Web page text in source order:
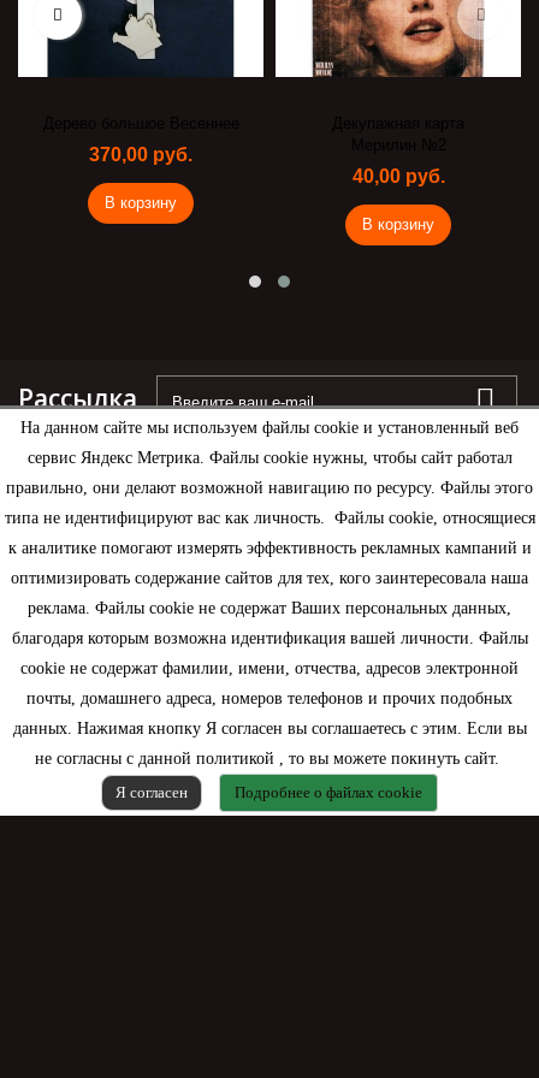
На данном сайте мы используем файлы cookie и установленный веб
сервис Яндекс Метрика. Файлы cookie нужны, чтобы сайт работал
правильно, они делают возможной навигацию по ресурсу. Файлы этого
типа не идентифицируют вас как личность. Файлы cookie, относящиеся
к аналитике помогают измерять эффективность рекламных кампаний и
оптимизировать содержание сайтов для тех, кого заинтересовала наша
реклама. Файлы cookie не содержат Ваших персональных данных,
благодаря которым возможна идентификация вашей личности. Файлы
cookie не содержат фамилии, имени, отчества, адресов электронной
почты, домашнего адреса, номеров телефонов и прочих подобных
данных. Нажимая кнопку Я согласен вы соглашаетесь с этим. Если вы
не согласны с данной политикой , то вы можете покинуть сайт.
Я согласен
Подробнее о файлах cookie
Дерево большое Весеннее
370,00 руб.
В корзину
Декупажная карта
Мерилин №2
40,00 руб.
В корзину
Рассылка
Информация
Моя учетная запись
Контактная информация